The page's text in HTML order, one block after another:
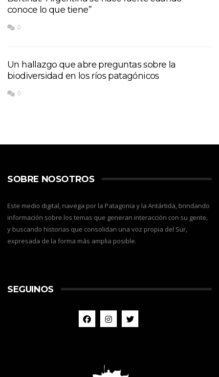
conoce lo que tiene”
0
Un hallazgo que abre preguntas sobre la
biodiversidad en los ríos patagónicos
0
SOBRE NOSOTROS
Este medio digital, navega por la Patagonia y la Antártida, brindando
información sobre los temas que generan interacción con su gente,
y buscando historias que consolidan una voz propia del Sur,
expresada de la forma más amplia posible.
SEGUINOS